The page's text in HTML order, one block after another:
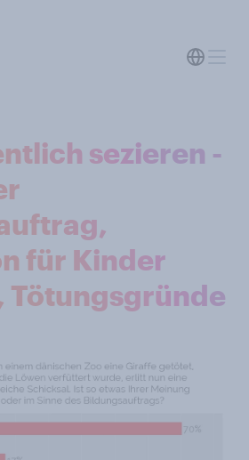
sezieren -
für Kinder
Tötungsgründe